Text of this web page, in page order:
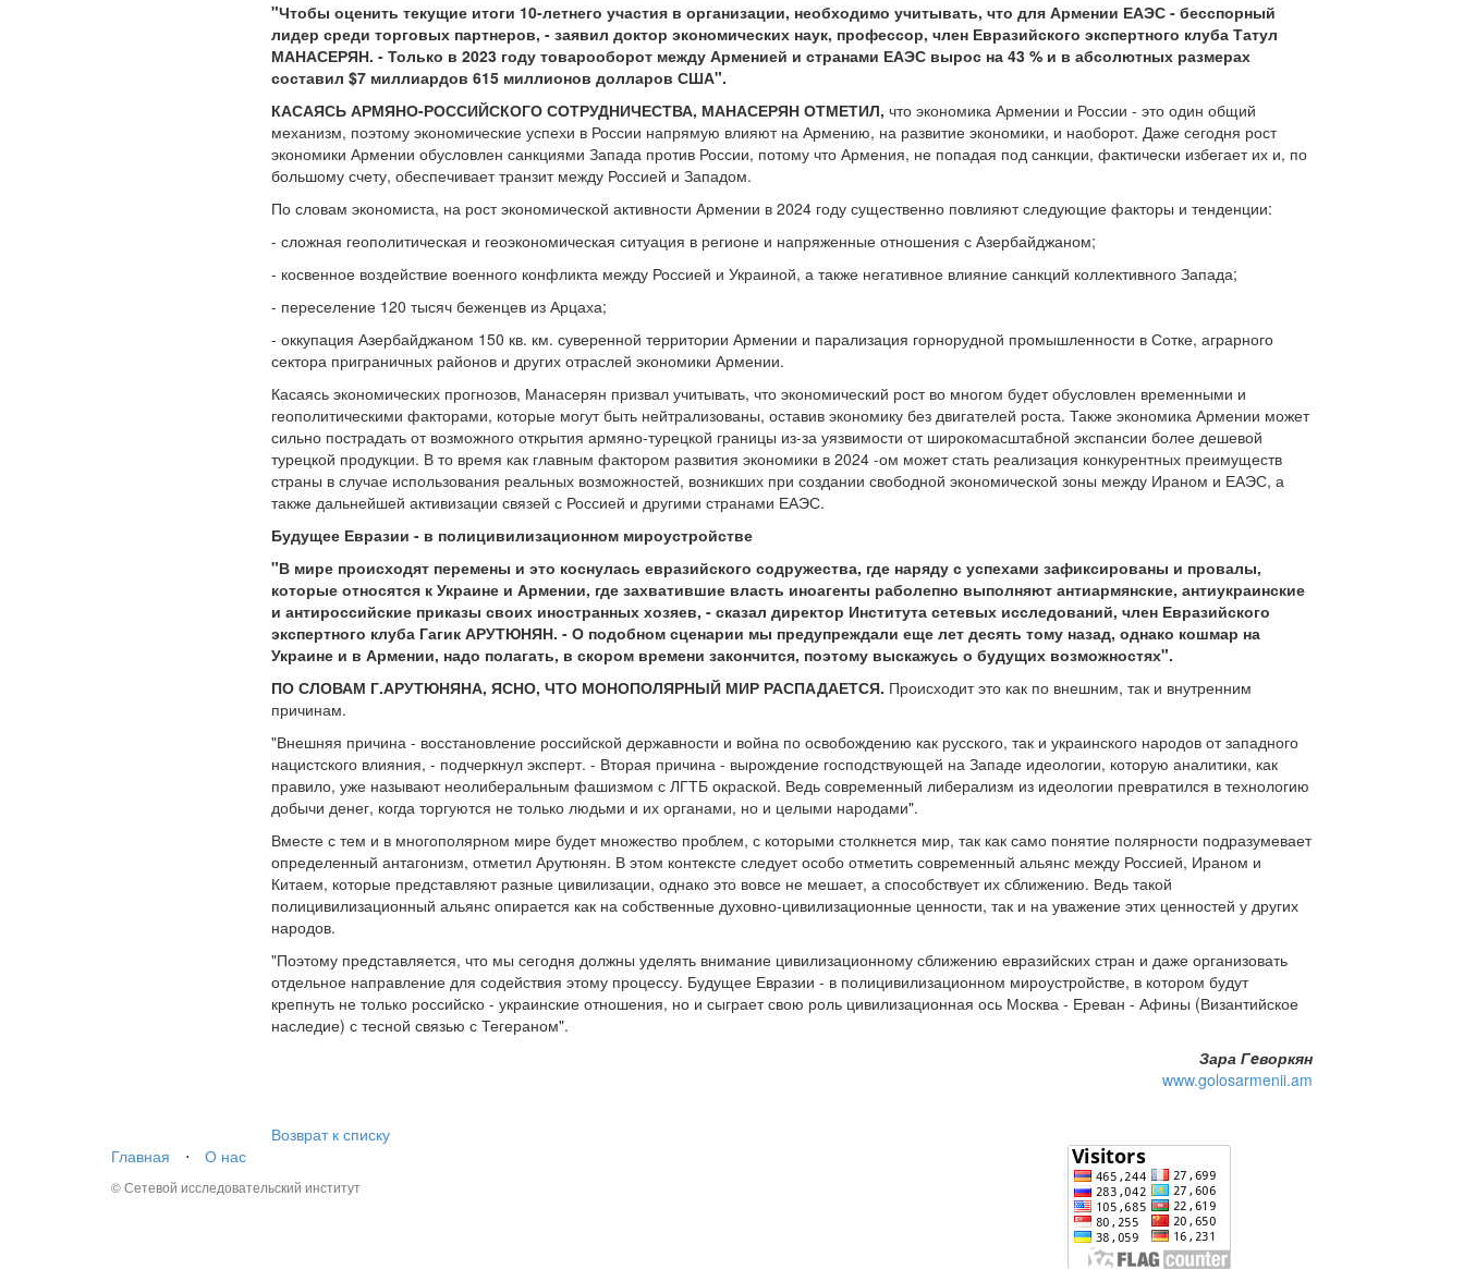
"Чтобы оценить текущие итоги 10-летнего участия в организации, необходимо учитывать, что для Армении ЕАЭС - бесспорный
лидер среди торговых партнеров, - заявил доктор экономических наук, профессор, член Евразийского экспертного клуба Татул
МАНАСЕРЯН. - Только в 2023 году товарооборот между Арменией и странами ЕАЭС вырос на 43 % и в абсолютных размерах
составил $7 миллиардов 615 миллионов долларов США".
КАСАЯСЬ АРМЯНО-РОССИЙСКОГО СОТРУДНИЧЕСТВА, МАНАСЕРЯН ОТМЕТИЛ, что экономика Армении и России - это один общий
механизм, поэтому экономические успехи в России напрямую влияют на Армению, на развитие экономики, и наоборот. Даже сегодня рост
экономики Армении обусловлен санкциями Запада против России, потому что Армения, не попадая под санкции, фактически избегает их и, по
большому счету, обеспечивает транзит между Россией и Западом.
По словам экономиста, на рост экономической активности Армении в 2024 году существенно повлияют следующие факторы и тенденции:
- сложная геополитическая и геоэкономическая ситуация в регионе и напряженные отношения с Азербайджаном;
- косвенное воздействие военного конфликта между Россией и Украиной, а также негативное влияние санкций коллективного Запада;
- переселение 120 тысяч беженцев из Арцаха;
- оккупация Азербайджаном 150 кв. км. суверенной территории Армении и парализация горнорудной промышленности в Сотке, аграрного
сектора приграничных районов и других отраслей экономики Армении.
Касаясь экономических прогнозов, Манасерян призвал учитывать, что экономический рост во многом будет обусловлен временными и
геополитическими факторами, которые могут быть нейтрализованы, оставив экономику без двигателей роста. Также экономика Армении может
сильно пострадать от возможного открытия армяно-турецкой границы из-за уязвимости от широкомасштабной экспансии более дешевой
турецкой продукции. В то время как главным фактором развития экономики в 2024 -ом может стать реализация конкурентных преимуществ
страны в случае использования реальных возможностей, возникших при создании свободной экономической зоны между Ираном и ЕАЭС, а
также дальнейшей активизации связей с Россией и другими странами ЕАЭС.
Будущее Евразии - в полицивилизационном мироустройстве
"В мире происходят перемены и это коснулась евразийского содружества, где наряду с успехами зафиксированы и провалы,
которые относятся к Украине и Армении, где захватившие власть иноагенты раболепно выполняют антиармянские, антиукраинские
и антироссийские приказы своих иностранных хозяев, - сказал директор Института сетевых исследований, член Евразийского
экспертного клуба Гагик АРУТЮНЯН. - О подобном сценарии мы предупреждали еще лет десять тому назад, однако кошмар на
Украине и в Армении, надо полагать, в скором времени закончится, поэтому выскажусь о будущих возможностях".
ПО СЛОВАМ Г.АРУТЮНЯНА, ЯСНО, ЧТО МОНОПОЛЯРНЫЙ МИР РАСПАДАЕТСЯ. Происходит это как по внешним, так и внутренним
причинам.
"Внешняя причина - восстановление российской державности и война по освобождению как русского, так и украинского народов от западного
нацистского влияния, - подчеркнул эксперт. - Вторая причина - вырождение господствующей на Западе идеологии, которую аналитики, как
правило, уже называют неолиберальным фашизмом с ЛГТБ окраской. Ведь современный либерализм из идеологии превратился в технологию
добычи денег, когда торгуются не только людьми и их органами, но и целыми народами".
Вместе с тем и в многополярном мире будет множество проблем, с которыми столкнется мир, так как само понятие полярности подразумевает
определенный антагонизм, отметил Арутюнян. В этом контексте следует особо отметить современный альянс между Россией, Ираном и
Китаем, которые представляют разные цивилизации, однако это вовсе не мешает, а способствует их сближению. Ведь такой
полицивилизационный альянс опирается как на собственные духовно-цивилизационные ценности, так и на уважение этих ценностей у других
народов.
"Поэтому представляется, что мы сегодня должны уделять внимание цивилизационному сближению евразийских стран и даже организовать
отдельное направление для содействия этому процессу. Будущее Евразии - в полицивилизационном мироустройстве, в котором будут
крепнуть не только российско - украинские отношения, но и сыграет свою роль цивилизационная ось Москва - Ереван - Афины (Византийское
наследие) с тесной связью с Тегераном".
Зара Гeворкян
www.golosarmenii.am
Возврат к списку
Главная
⋅ О нас
© Сетевой исследовательский институт